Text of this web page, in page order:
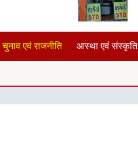
चुनाव एवं राजनीति आस्था एवं संस्कृति